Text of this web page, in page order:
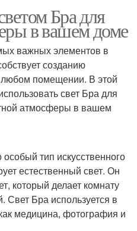
Бра для
в вашем доме
важных элементов в
созданию
помещении. В этой
свет Бра для
атмосферы в вашем
тип искусственного
естественный свет. Он
который делает комнату
Свет Бра используется в
медицина, фотография и